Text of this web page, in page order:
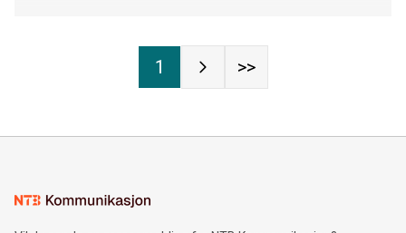
1 >>